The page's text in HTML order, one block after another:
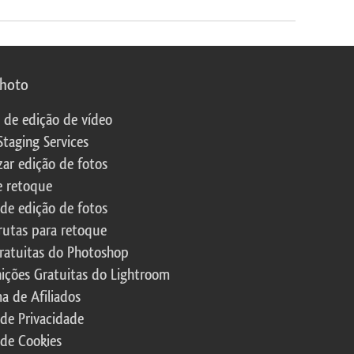
de edição de vídeo
Services
edição de fotos
retoque
edição de fotos
para retoque
do Photoshop
Gratuitas do Lightroom
de Afiliados
Privacidade
Cookies